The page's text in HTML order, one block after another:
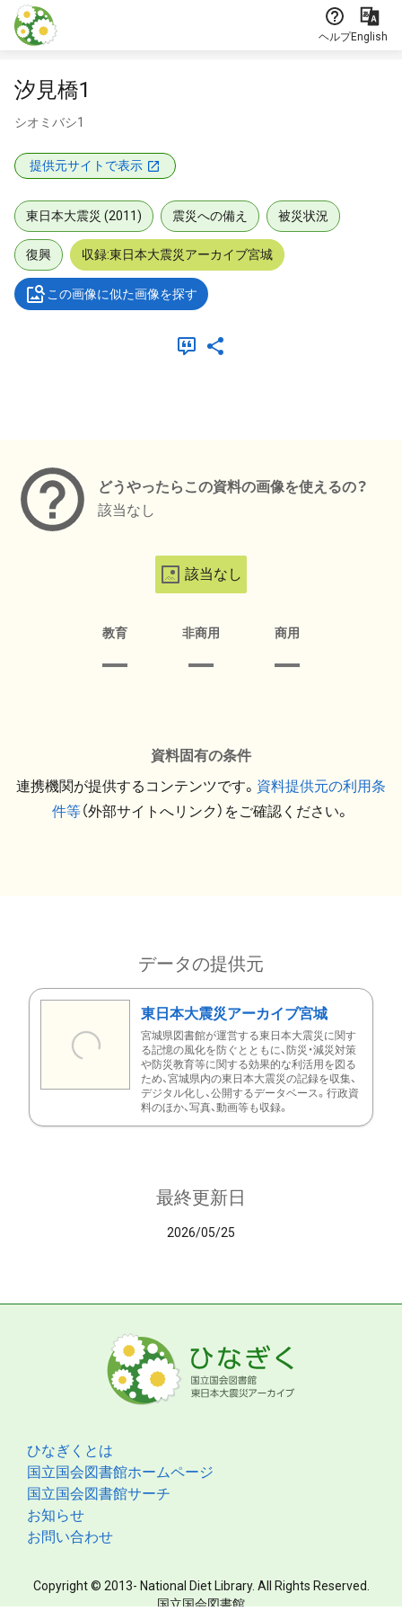
本文に飛ぶ
ヘルプEnglish
汐見橋1
シオミバシ1
提供元サイトで表示
東日本大震災 (2011) 震災への備え 被災状況
復興 収録:東日本大震災アーカイブ宮城
この画像に似た画像を探す
どうやったらこの資料の画像を使えるの？
該当なし
該当なし
教育 非商用 商用
資料固有の条件
連携機関が提供するコンテンツです。 資料提供元の利用条
件等（外部サイトへリンク）をご確認ください。
データの提供元
東日本大震災アーカイブ宮城
宮城県図書館が運営する東日本大震災に関す
る記憶の風化を防ぐとともに、防災・減災対策
や防災教育等に関する効果的な利活用を図る
ため、宮城県内の東日本大震災の記録を収集、
デジタル化し、公開するデータベース。行政資
料のほか、写真、動画等も収録。
最終更新日
2026/05/25
ひなぎくとは
国立国会図書館ホームページ
国立国会図書館サーチ
お知らせ
お問い合わせ
Copyright © 2013- National Diet Library. All Rights Reserved.